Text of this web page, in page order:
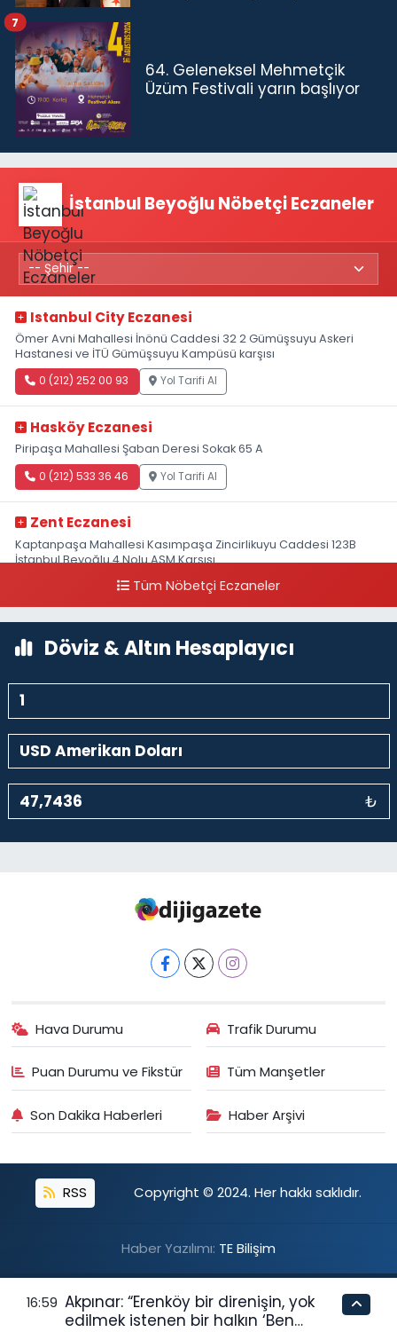
64. Geleneksel Mehmetçik
Üzüm Festivali yarın başlıyor
7
İstanbul Beyoğlu Nöbetçi Eczaneler
Istanbul City Eczanesi
Ömer Avni Mahallesi İnönü Caddesi 32 2 Gümüşsuyu Askeri
Hastanesi ve İTÜ Gümüşsuyu Kampüsü karşısı
0 (212) 252 00 93 Yol Tarifi Al
Hasköy Eczanesi
Piripaşa Mahallesi Şaban Deresi Sokak 65 A
0 (212) 533 36 46 Yol Tarifi Al
Zent Eczanesi
Kaptanpaşa Mahallesi Kasımpaşa Zincirlikuyu Caddesi 123B
İstanbul Beyoğlu 4 Nolu ASM Karşısı
0 (212) 297 96 92 Yol Tarifi Al
Tüm Nöbetçi Eczaneler
Döviz & Altın Hesaplayıcı
₺
Hava Durumu Trafik Durumu
Puan Durumu ve Fikstür Tüm Manşetler
Son Dakika Haberleri Haber Arşivi
RSS Copyright © 2024. Her hakkı saklıdır.
Haber Yazılımı: TE Bilişim
16:59 Akpınar: “Erenköy bir direnişin, yok
edilmek istenen bir halkın ‘Ben